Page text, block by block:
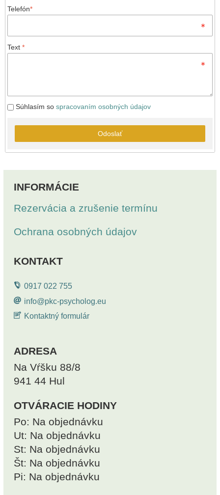
Telefón*
Text *
Súhlasím so spracovaním osobných údajov
Odoslať
INFORMÁCIE
Rezervácia a zrušenie termínu
Ochrana osobných údajov
KONTAKT
0917 022 755
info@pkc-psycholog.eu
Kontaktný formulár
ADRESA
Na Vŕšku 88/8
941 44 Hul
OTVÁRACIE HODINY
Po: Na objednávku
Ut: Na objednávku
St: Na objednávku
Št: Na objednávku
Pi: Na objednávku